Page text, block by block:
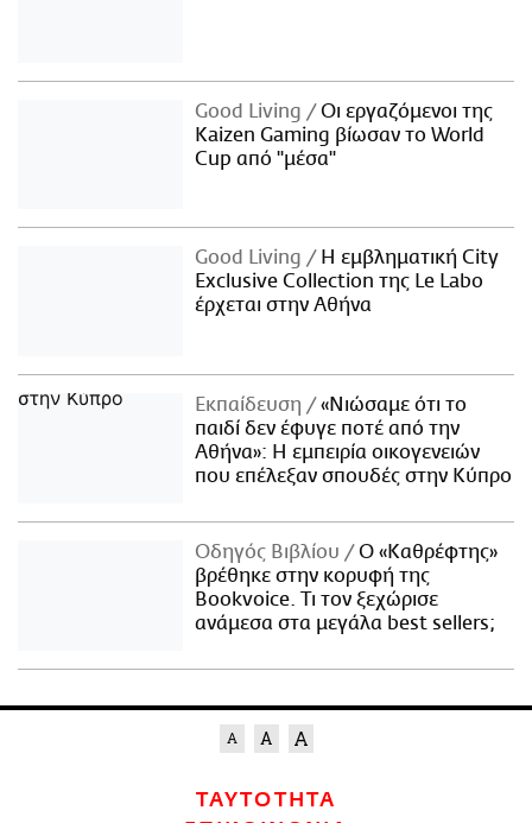
Good Living
Οι εργαζόμενοι της
Kaizen Gaming βίωσαν το World
Cup από "μέσα"
Good Living
Η εμβληματική City
Exclusive Collection της Le Labo
έρχεται στην Αθήνα
Εκπαίδευση
«Νιώσαμε ότι το
παιδί δεν έφυγε ποτέ από την
Αθήνα»: Η εμπειρία οικογενειών
που επέλεξαν σπουδές στην Κύπρο
Οδηγός Βιβλίου
Ο «Καθρέφτης»
βρέθηκε στην κορυφή της
Bookvoice. Τι τον ξεχώρισε
ανάμεσα στα μεγάλα best sellers;
ΤΑΥΤΟΤΗΤΑ